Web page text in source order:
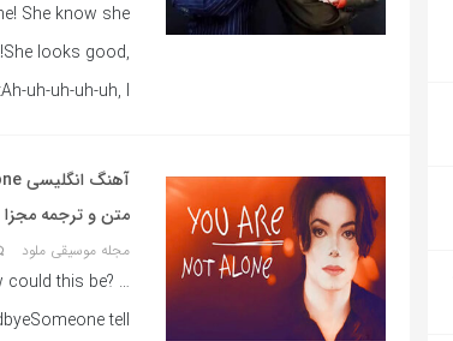
She know she
looks good,
uh-uh-uh-uh, I
متن و ترجمه مجزا
مجله موسیقی ملود
could this be?
tell